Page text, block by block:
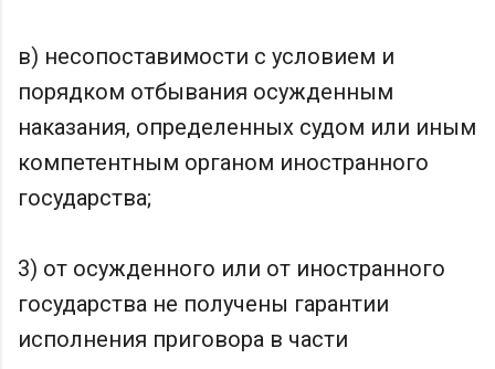
в) несопоставимости с условием и
порядком отбывания осужденным
наказания, определенных судом или иным
компетентным органом иностранного
государства;
3) от осужденного или от иностранного
государства не получены гарантии
исполнения приговора в части